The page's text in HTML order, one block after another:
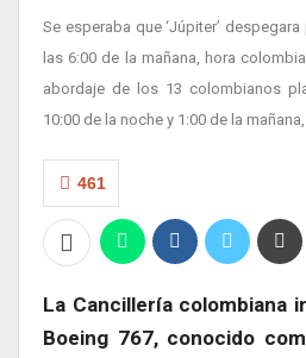
Se esperaba que ‘Júpiter’
las 6:00 de la mañana, hora
abordaje de los 13 colombianos
10:00 de la noche y 1:00 de la
461
La Cancillería colombiana
Boeing 767, conocido